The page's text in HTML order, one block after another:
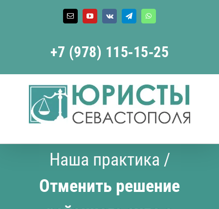
Email YouTube
Vk TelegramWhatsApp
+7 (978) 115‑15‑25
Наша практика /
Отменить решение